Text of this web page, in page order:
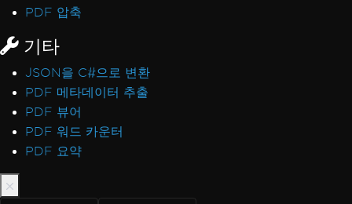
PDF 압축
기타
JSON을 C#으로 변환
PDF 메타데이터 추출
PDF 뷰어
PDF 워드 카운터
PDF 요약